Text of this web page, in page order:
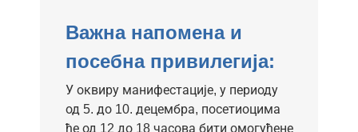
Важна напомена и
посебна привилегија:
У оквиру манифестације, у периоду
од 5. до 10. децембра, посетиоцима
ће од 12 до 18 часова бити омогућене